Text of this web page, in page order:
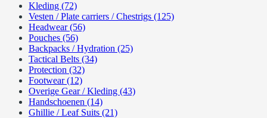
Kleding (72)
Vesten / Plate carriers / Chestrigs (125)
Headwear (56)
Pouches (56)
Backpacks / Hydration (25)
Tactical Belts (34)
Protection (32)
Footwear (12)
Overige Gear / Kleding (43)
Handschoenen (14)
Ghillie / Leaf Suits (21)